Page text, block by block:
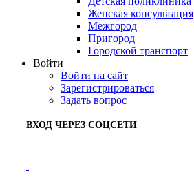
Женская консультация
Межгород
Пригород
Городской транспорт
Войти
Войти на сайт
Зарегистрироваться
Задать вопрос
ВХОД ЧЕРЕЗ СОЦСЕТИ